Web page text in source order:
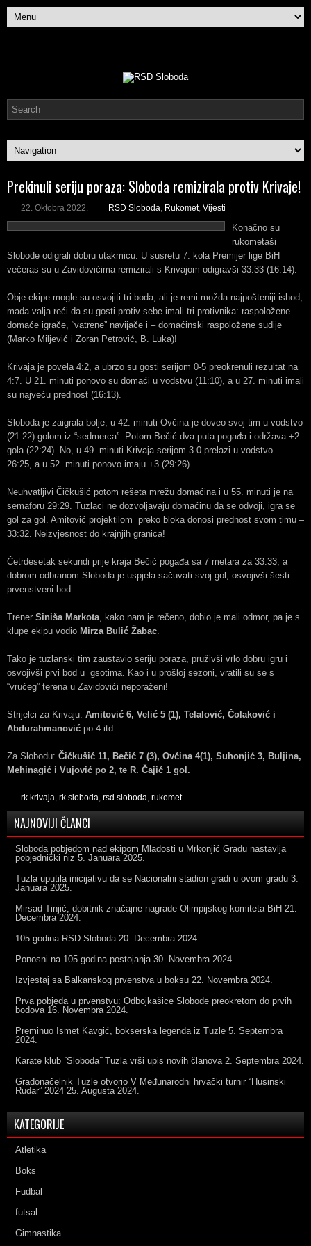
Prekinuli seriju poraza: Sloboda remizirala protiv Krivaje!
22. Oktobra 2022. RSD Sloboda, Rukomet, Vijesti
Konačno su
rukometaši
Slobode odigrali dobru utakmicu. U susretu 7. kola Premijer lige BiH
večeras su u Zavidovićima remizirali s Krivajom odigravši 33:33 (16:14).
Obje ekipe mogle su osvojiti tri boda, ali je remi možda najpošteniji ishod,
mada valja reći da su gosti protiv sebe imali tri protivnika: raspoložene
domaće igrače, “vatrene” navijače i – domaćinski raspoložene sudije
(Marko Miljević i Zoran Petrović, B. Luka)!
Krivaja je povela 4:2, a ubrzo su gosti serijom 0-5 preokrenuli rezultat na
4:7. U 21. minuti ponovo su domaći u vodstvu (11:10), a u 27. minuti imali
su najveću prednost (16:13).
Sloboda je zaigrala bolje, u 42. minuti Ovčina je doveo svoj tim u vodstvo
(21:22) golom iz “sedmerca”. Potom Bečić dva puta pogađa i održava +2
gola (22:24). No, u 49. minuti Krivaja serijom 3-0 prelazi u vodstvo –
26:25, a u 52. minuti ponovo imaju +3 (29:26).
Neuhvatljivi Čičkušić potom rešeta mrežu domaćina i u 55. minuti je na
semaforu 29:29. Tuzlaci ne dozvoljavaju domaćinu da se odvoji, igra se
gol za gol. Amitović projektilom preko bloka donosi prednost svom timu –
33:32. Neizvjesnost do krajnjih granica!
Četrdesetak sekundi prije kraja Bečić pogađa sa 7 metara za 33:33, a
dobrom odbranom Sloboda je uspjela sačuvati svoj gol, osvojivši šesti
prvenstveni bod.
Trener Siniša Markota, kako nam je rečeno, dobio je mali odmor, pa je s
klupe ekipu vodio Mirza Bulić Žabac.
Tako je tuzlanski tim zaustavio seriju poraza, pruživši vrlo dobru igru i
osvojivši prvi bod u gsotima. Kao i u prošloj sezoni, vratili su se s
“vrućeg” terena u Zavidovići neporaženi!
Strijelci za Krivaju: Amitović 6, Velić 5 (1), Telalović, Čolaković i
Abdurahmanović po 4 itd.
Za Slobodu: Čičkušić 11, Bečić 7 (3), Ovčina 4(1), Suhonjić 3, Buljina,
Mehinagić i Vujović po 2, te R. Čajić 1 gol.
rk krivaja, rk sloboda, rsd sloboda, rukomet
NAJNOVIJI ČLANCI
Sloboda pobjedom nad ekipom Mladosti u Mrkonjić Gradu nastavlja
pobjednički niz 5. Januara 2025.
Tuzla uputila inicijativu da se Nacionalni stadion gradi u ovom gradu 3.
Januara 2025.
Mirsad Tinjić, dobitnik značajne nagrade Olimpijskog komiteta BiH 21.
Decembra 2024.
105 godina RSD Sloboda 20. Decembra 2024.
Ponosni na 105 godina postojanja 30. Novembra 2024.
Izvjestaj sa Balkanskog prvenstva u boksu 22. Novembra 2024.
Prva pobjeda u prvenstvu: Odbojkašice Slobode preokretom do prvih
bodova 16. Novembra 2024.
Preminuo Ismet Kavgić, bokserska legenda iz Tuzle 5. Septembra
2024.
Karate klub ˝Sloboda˝ Tuzla vrši upis novih članova 2. Septembra 2024.
Gradonačelnik Tuzle otvorio V Međunarodni hrvački turnir “Husinski
Rudar” 2024 25. Augusta 2024.
KATEGORIJE
Atletika
Boks
Fudbal
futsal
Gimnastika